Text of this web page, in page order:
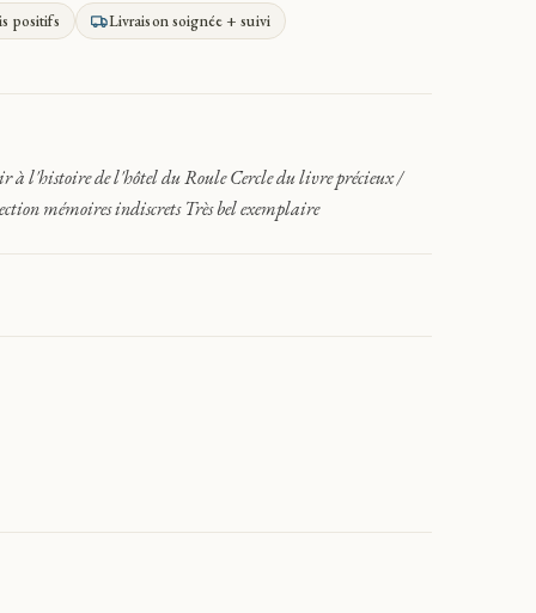
positifs
Livraison soignée + suivi
à l'histoire de l'hôtel du Roule Cercle du livre précieux /
mémoires indiscrets Très bel exemplaire